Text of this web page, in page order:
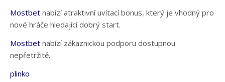
Mostbet nabízí atraktivní uvítací bonus, který je vhodný pro
nové hráče hledající dobrý start.
Mostbet nabízí zákaznickou podporu dostupnou
nepřetržitě.
plinko